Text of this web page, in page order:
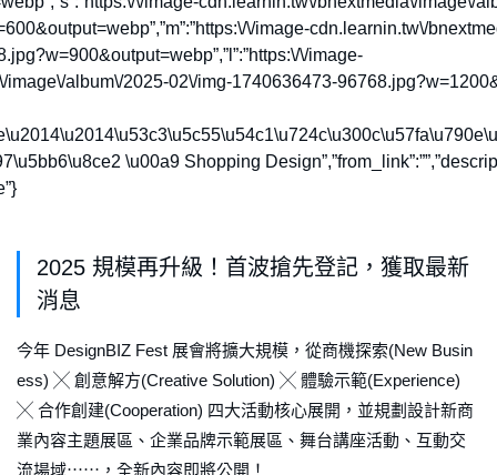
\/image-cdn.learnin.tw\/
\/image-
album\/2025-02\/img-1740636473-
\u00a9 Shopping
2025 規模再升級！首波搶先登記，獲取最新
消息
今年 DesignBIZ Fest 展會將擴大規模，從商機探索(New Busin
ess) ╳ 創意解方(Creative Solution) ╳ 體驗示範(Experience)
╳ 合作創建(Cooperation) 四大活動核心展開，並規劃設計新商
業內容主題展區、企業品牌示範展區、舞台講座活動、互動交
流場域⋯⋯，全新內容即將公開！